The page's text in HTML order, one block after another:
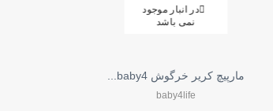
در انبار موجود
نمی باشد
مارپیچ کریر خرگوش baby4...
baby4life